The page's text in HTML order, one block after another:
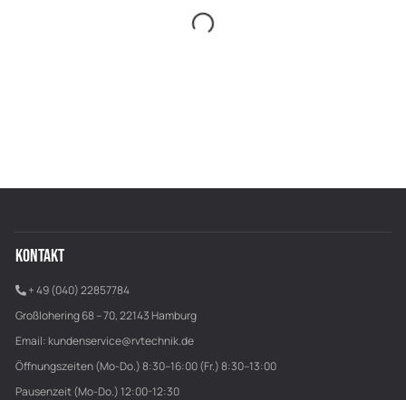
KONTAKT
+ 49 (040) 22857784
Großlohering 68 – 70, 22143 Hamburg
Email: kundenservice@rvtechnik.de
Öffnungszeiten (Mo-Do.) 8:30–16:00 (Fr.) 8:30–13:00
Pausenzeit (Mo-Do.) 12:00-12:30